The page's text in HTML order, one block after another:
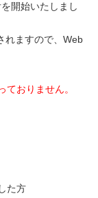
開始いたしまし
れますので、Web
おりません。
た方